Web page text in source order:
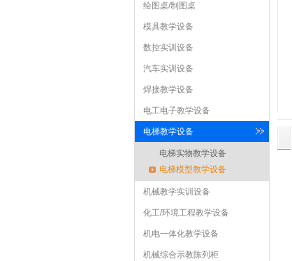
压拆装实训台
实验台 工程机械液压实训
钳工储物柜
学模型 钳工工作台
工大赛用产品
机械制图教学模型
模型 夹具拆装测绘模
机构运动简图测绘模
齿轮油泵阀体零件测绘模
减速器模型
理传动模型 机械零件模
液压元件拆装模型
透明车床教学模型
主轴箱溜板箱车头箱模
机械基础模型
模型 力学模型
绘图桌/制图桌
1号制图桌
2号制图桌
模具教学设备
教学型注塑机
抻成型机组
铝合金冲压模具
明冲压模具 透明注塑模
数控实训设备
车刀量角台
汽车实训设备
驾校验收设备
汽车实训板
气电路实训系列 汽车发动机
教学设备 汽车部件模
汽车示教板
速器教学设备
整车模型
挂图 汽车空调教学设
汽车刹车制动器教学设
焊接教学设备
电焊教学设备
焊接净化设备 焊接
焊接耗材
电工电子教学设备
空调制冷实训设备 电工维修
考核实训设备 家电维修实训
设备 供配电实训设备
电工电子电气安装设备
PLC、单片机实训设备
电路维修实训设备
实训设备
电梯教学设备
电梯实物教学设备
电梯模型教学设备
机械教学实训设备
齿轮范成仪 齿轮测定实验
轴系结构设计实验
机械传动教学设备
化工/环境工程教学设备
化工教学设备 环境工程教学
设备 流体力学教学设
机电一体化教学设备
光机电教学设备
机械综合示教陈列柜